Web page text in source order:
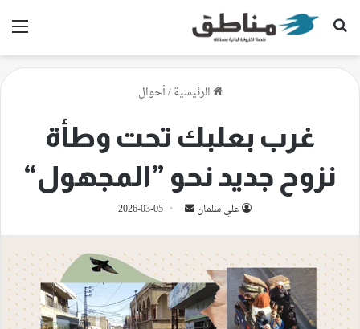
بحث عن
الرئيسية/أحوال
غرب بعلبك تحت وطأة
نزوح جديد نحو ”المجهول“
علي سلمان
أرسل 2026-03-05